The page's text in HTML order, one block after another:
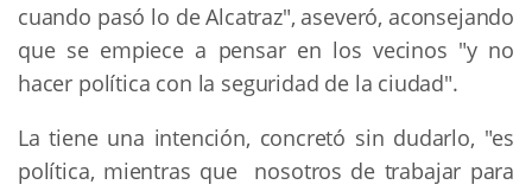
cuando pasó lo de Alcatraz", aseveró, aconsejando
que se empiece a pensar en los vecinos "y no
hacer política con la seguridad de la ciudad".
La tiene una intención, concretó sin dudarlo, "es
política, mientras que nosotros de trabajar para